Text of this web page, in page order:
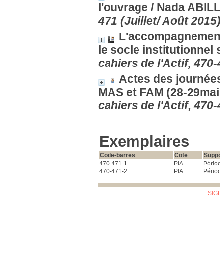
l'ouvrage / Nada
471 (Juillet/ Août 2015)
le socle institutionnel
cahiers de l'Actif,
Actes des
MAS et FAM (28-
cahiers de l'Actif,
Exemplaires
Code-barres Cote
470-471-1
PIA
470-471-2
PIA